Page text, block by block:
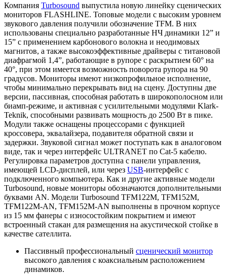
Компания Turbosound выпустила новую линейку сценических
мониторов FLASHLINE. Топовые модели с высоким уровнем
звукового давления получили обозначение TFM. В них
использованы специально разработанные НЧ динамики 12” и
15” с применением карбонового волокна и неодимовых
магнитов, а также высокоэффективные драйверы с титановой
диафрагмой 1,4”, работающие в рупоре с раскрытием 60° на
40°, при этом имеется возможность поворота рупора на 90
градусов. Мониторы имеют низкопрофильное исполнение,
чтобы минимально перекрывать вид на сцену. Доступны две
версии, пассивная, способная работать в широкополосном или
биамп-режиме, и активная с усилительными модулями Klark-
Teknik, способными развивать мощность до 2500 Вт в пике.
Модули также оснащены процессорами с функцией
кроссовера, эквалайзера, подавителя обратной связи и
задержки. Звуковой сигнал может поступать как в аналоговом
виде, так и через интерфейс ULTRANET по Cat-5 кабелю.
Регулировка параметров доступна с панели управления,
имеющей LCD-дисплей, или через USB-интерфейс с
подключенного компьютера. Как и другие активные модели
Turbosound, новые мониторы обозначаются дополнительными
буквами AN. Модели Turbosound TFM122M, TFM152M,
TFM122M-AN, TFM152M-AN выполнены в прочном корпусе
из 15 мм фанеры с износостойким покрытием и имеют
встроенный стакан для размещения на акустической стойке в
качестве сателлита.
Пассивный профессиональный сценический монитор
высокого давления с коаксиальным расположением
динамиков.